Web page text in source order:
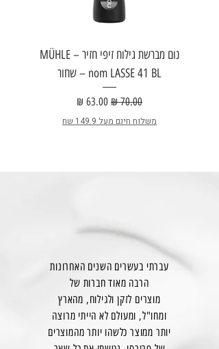
נום מברשת גילוח זיפי חזיר – MÜHLE
nom LASSE 41 BL – שחור
מחיר רגיל מחיר מבצע
משלוח חינם מעל 149.9 שח
עברתי בעשרים השנים האחרונות
הרבה מאוד חברות של
מוצרים לזקן ולגילוח, מהארץ
ומחו"ל, ומעולם לא הייתי מרוצה
יותר ממוצר כלשהו יותר מהמוצרים